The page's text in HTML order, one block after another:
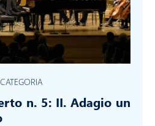
n. 5: II. Adagio un